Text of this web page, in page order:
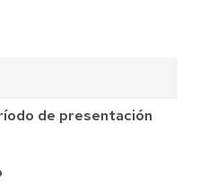
de presentación